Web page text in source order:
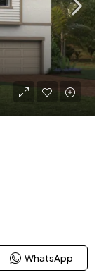
WhatsApp